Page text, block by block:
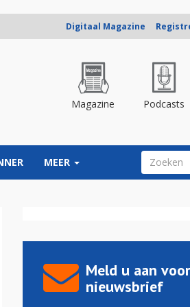
Digitaal Magazine
Magazine Podcasts
MEER
Meld u aan
nieuwsbrief